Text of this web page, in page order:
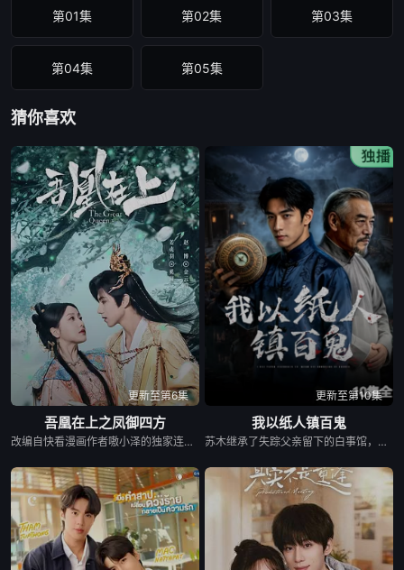
第01集 第02集 第03集
第04集 第05集
猜你喜欢
更新至第6集
吾凰在上之凤御四方
改编自快看漫画作者嗷小泽的独家连载漫画《吾凰在上》。 现代少女奚圆（姜贞羽 饰）因意外踏入玄机界，继而卷入虎云国内乱的漩涡，身陷重重危机，而在一次次险象环生中，奚圆的真实身份逐渐浮出水面，她体内的凤凰神力也在机缘巧合下被激发觉醒。肩负整个玄机界安危的奚圆将个人的生死抛之脑后挺身而出，勇敢地向至高的神律挑战，并最终凭借自身的聪慧与坚韧守护了玄机界的苍生。
更新至第10集
我以纸人镇百鬼
苏木继承了失踪父亲留下的白事馆，本想低调扎纸维生，却因一具流血的新娘纸人卷入了一场跨越十年的惊天阴谋。这纸人身上，竟贴着父亲消失前的绝命符箓。为了寻找父亲，苏木手持家传罗盘，独闯古镇鬼婚宴，掌扇招魂神棍。深陷租界纸域大楼，反杀吸血资本家。最终踏入生人勿近的封门村，揭开百人活尸背后的血泪冤案。随着三块罗盘碎片合一，当年的背叛者，父亲的结拜兄弟王叔现身夺宝。王叔布下万怨噬魂阵，欲将苏木炼成杀戮傀儡。生死关头，苏木觉醒苏家至高血脉，融合父亲残魂，引九霄神雷荡平邪祟。你以为苏家扎的是纸，不，扎的是这世间的公道。从此，苏木手持罗盘，行走阴阳，开启了一段热血又诡异的捉鬼传奇。